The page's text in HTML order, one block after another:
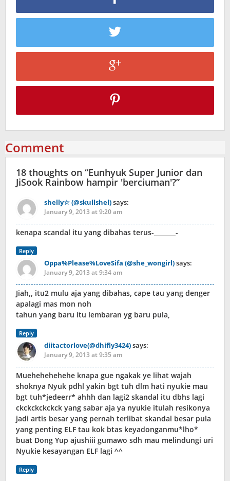
Comment
18 thoughts on “Eunhyuk Super Junior dan
JiSook Rainbow hampir 'berciuman'?”
shelly☆ (@skullshel)says:
January 9, 2013 at 9:20 am
kenapa scandal itu yang dibahas terus-_______-
Reply
Oppa%Please%LoveSifa (@she_wongirl)says:
January 9, 2013 at 9:34 am
Jiah,, itu2 mulu aja yang dibahas, cape tau yang denger
apalagi mas mon noh
tahun yang baru itu lembaran yg baru pula,
Reply
diitactorlove(@dhifly3424)says:
January 9, 2013 at 9:35 am
Muehehehehehe knapa gue ngakak ye lihat wajah
shoknya Nyuk pdhl yakin bgt tuh dlm hati nyukie mau
bgt tuh*jedeerr* ahhh dan lagi2 skandal itu dbhs lagi
ckckckckckck yang sabar aja ya nyukie itulah resikonya
jadi artis besar yang pernah terlibat skandal besar pula
yang penting ELF tau kok btas keyadonganmu*lho*
buat Dong Yup ajushiii gumawo sdh mau melindungi uri
Nyukie kesayangan ELF lagi ^^
Reply